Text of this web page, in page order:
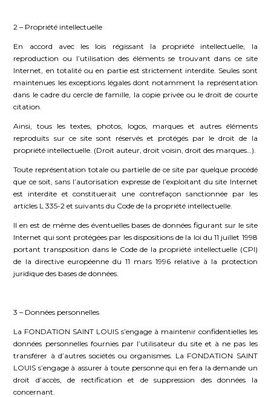
2 – Propriété intellectuelle
En accord avec les lois régissant la propriété intellectuelle, la
reproduction ou l’utilisation des éléments se trouvant dans ce site
Internet, en totalité ou en partie est strictement interdite. Seules sont
maintenues les exceptions légales dont notamment la représentation
dans le cadre du cercle de famille, la copie privée ou le droit de courte
citation.
Ainsi, tous les textes, photos, logos, marques et autres éléments
reproduits sur ce site sont réservés et protégés par le droit de la
propriété intellectuelle. (Droit auteur, droit voisin, droit des marques…).
Toute représentation totale ou partielle de ce site par quelque procédé
que ce soit, sans l’autorisation expresse de l’exploitant du site Internet
est interdite et constituerait une contrefaçon sanctionnée par les
articles L 335-2 et suivants du Code de la propriété intellectuelle.
Il en est de même des éventuelles bases de données figurant sur le site
Internet qui sont protégées par les dispositions de la loi du 11 juillet 1998
portant transposition dans le Code de la propriété intellectuelle (CPI)
de la directive européenne du 11 mars 1996 relative à la protection
juridique des bases de données.
3 – Données personnelles
La FONDATION SAINT LOUIS s’engage à maintenir confidentielles les
données personnelles fournies par l’utilisateur du site et à ne pas les
transférer à d’autres sociétés ou organismes. La FONDATION SAINT
LOUIS s’engage à assurer à toute personne qui en fera la demande un
droit d’accès, de rectification et de suppression des données la
concernant.